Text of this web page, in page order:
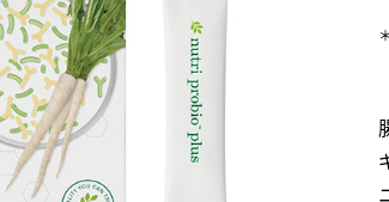
ビタミンC
食物繊維
DHA/EPA
乳酸菌
＊